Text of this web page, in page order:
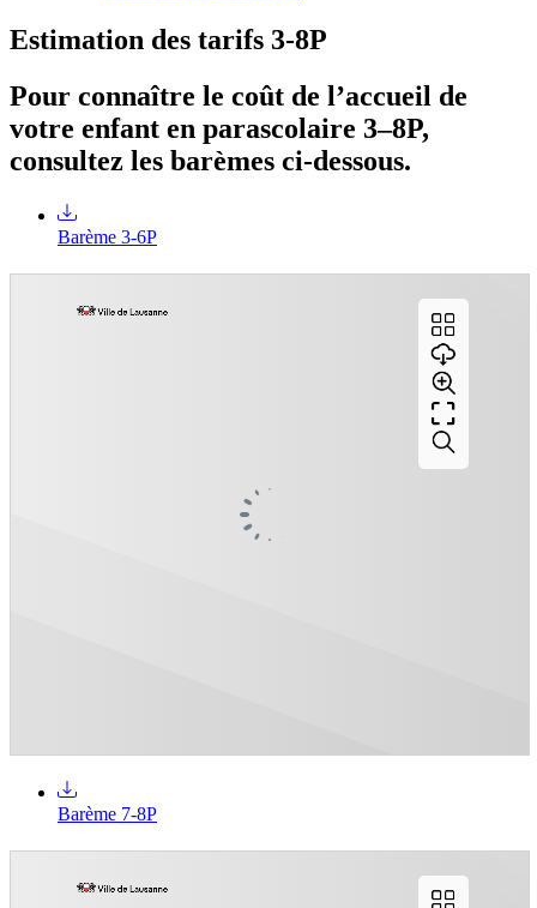
Estimation des tarifs 3-8P
Pour connaître le coût de l’accueil de
votre enfant en parascolaire 3–8P,
consultez les barèmes ci-dessous.
Barème 3-6P
Barème 7-8P